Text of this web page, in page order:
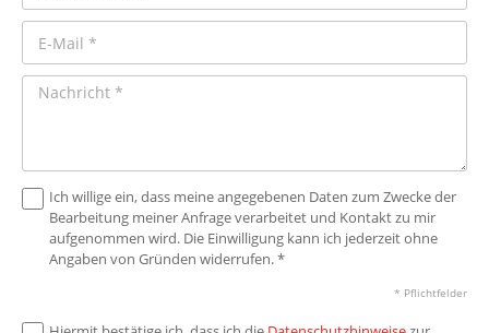
Ich willige ein, dass meine angegebenen Daten zum Zwecke der
Bearbeitung meiner Anfrage verarbeitet und Kontakt zu mir
aufgenommen wird. Die Einwilligung kann ich jederzeit ohne
Angaben von Gründen widerrufen. *
* Pflichtfelder